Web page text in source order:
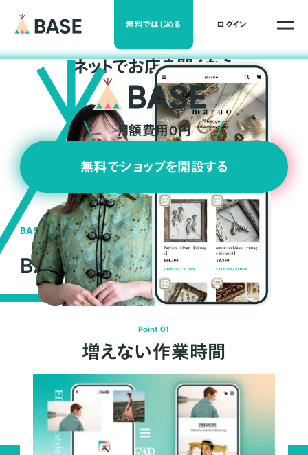
無料ではじめる ログイン
ネットでお店を開くなら
月額費用0円
無料でショップを開設する
BASEの強み
BASEが強い3つの理由
Point 01
増えない作業時間